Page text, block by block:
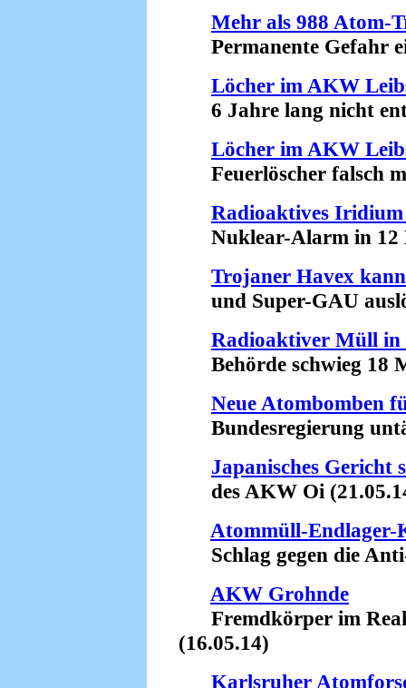
Mehr als 988 Atom-
Permanente Gefahr
Löcher im AKW
6 Jahre lang nicht
Löcher im AKW
Feuerlöscher falsch
Radioaktives Iridium
Nuklear-Alarm in 12
Trojaner Havex
und Super-GAU
Radioaktiver Müll in
Behörde schwieg 18
Neue Atombomben
Bundesregierung
Japanisches Gericht
des AKW Oi
Atommüll-Endlager-
Schlag gegen die
AKW Grohnde
Fremdkörper im
(16.05.14)
Karlsruher